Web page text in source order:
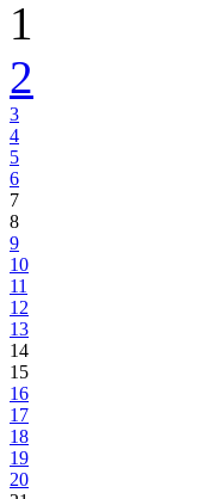
1
2
3
4
5
6
7
8
9
10
11
12
13
14
15
16
17
18
19
20